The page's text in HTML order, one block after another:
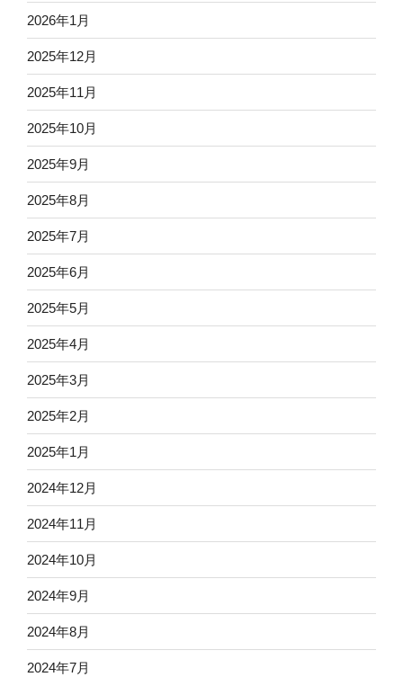
2026年1月
2025年12月
2025年11月
2025年10月
2025年9月
2025年8月
2025年7月
2025年6月
2025年5月
2025年4月
2025年3月
2025年2月
2025年1月
2024年12月
2024年11月
2024年10月
2024年9月
2024年8月
2024年7月